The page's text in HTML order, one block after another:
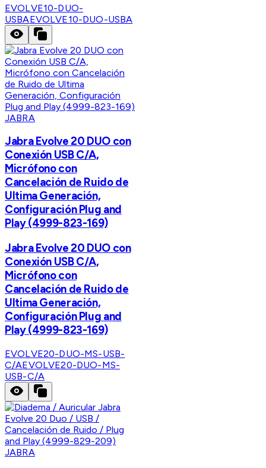
EVOLVE10-DUO-
USBAEVOLVE10-DUO-USBA
JABRA
Jabra Evolve 20 DUO con
Conexión USB C/A,
Micrófono con
Cancelación de Ruido de
Ultima Generación,
Configuración Plug and
Play (4999-823-169)
Jabra Evolve 20 DUO con
Conexión USB C/A,
Micrófono con
Cancelación de Ruido de
Ultima Generación,
Configuración Plug and
Play (4999-823-169)
EVOLVE20-DUO-MS-USB-
C/AEVOLVE20-DUO-MS-
USB-C/A
JABRA